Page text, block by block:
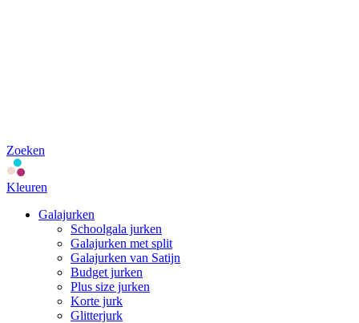
Zoeken
Kleuren
Galajurken
Schoolgala jurken
Galajurken met split
Galajurken van Satijn
Budget jurken
Plus size jurken
Korte jurk
Glitterjurk